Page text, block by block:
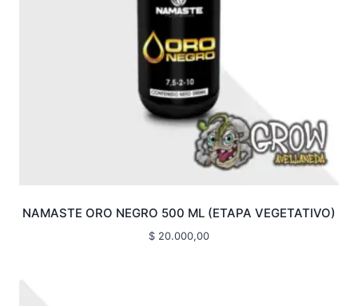
NAMASTE ORO NEGRO 500 ML (ETAPA VEGETATIVO)
$ 20.000,00